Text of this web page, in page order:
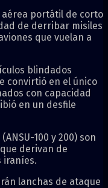
aérea portátil de corto
de derribar misiles
que vuelan a
blindados
convirtió en el único
con capacidad
en un desfile
100 y 200) son
derivan de
iraníes.
lanchas de ataque